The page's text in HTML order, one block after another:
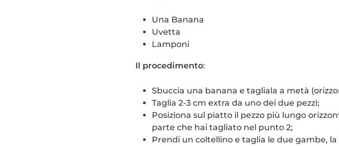
Una Banana
Uvetta
Lamponi
Il procedimento:
Sbuccia una banana e tagliala a metà
Taglia 2-3 cm extra da uno dei due pezzi;
Posiziona sul piatto il pezzo più lungo
parte che hai tagliato nel punto 2;
Prendi un coltellino e taglia le due gambe,